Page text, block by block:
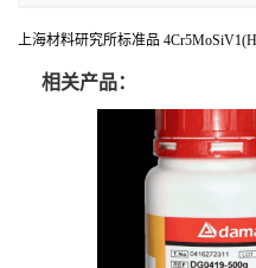
上海材料研究所标准品
相关产品：